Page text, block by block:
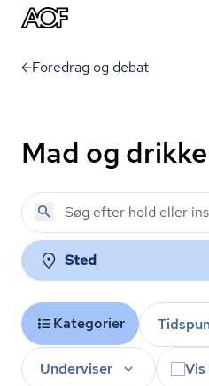
Foredrag og debat
Mad og drikke
Sted
Kategorier
Underviser Vis